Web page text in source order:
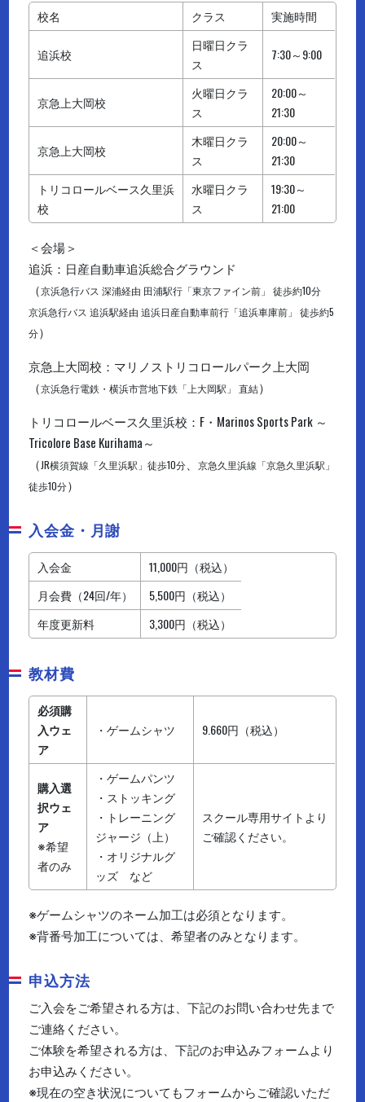
校名 クラス 実施時間
追浜校
日曜日クラ
ス
7:30～9:00
京急上大岡校
火曜日クラ
ス
20:00～
21:30
京急上大岡校
木曜日クラ
ス
20:00～
21:30
トリコロールベース久里浜
校
水曜日クラ
ス
19:30～
21:00
＜会場＞
追浜：日産自動車追浜総合グラウンド
（京浜急行バス 深浦経由 田浦駅行「東京ファイン前」 徒歩約10分
京浜急行バス 追浜駅経由 追浜日産自動車前行「追浜車庫前」 徒歩約5
分）
京急上大岡校：マリノストリコロールパーク上大岡
（京浜急行電鉄・横浜市営地下鉄「上大岡駅」 直結）
トリコロールベース久里浜校：F・Marinos Sports Park ～
Tricolore Base Kurihama～
（JR横須賀線「久里浜駅」徒歩10分 、京急久里浜線「京急久里浜駅」
徒歩10分）
入会金・月謝
入会金
11,000円（税込）
月会費（24回/年）
5,500円（税込）
年度更新料
3,300円（税込）
教材費
必須購
入ウェ
ア
・ゲームシャツ 9.660円（税込）
購入選
択ウェ
ア
※希望
者のみ
・ゲームパンツ
・ストッキング
・トレーニング
ジャージ（上）
・オリジナルグ
ッズ など
スクール専用サイトより
ご確認ください。
※ゲームシャツのネーム加工は必須となります。
※背番号加工については、希望者のみとなります。
申込方法
ご入会をご希望される方は、下記のお問い合わせ先まで
ご連絡ください。
ご体験を希望される方は、下記のお申込みフォームより
お申込みください。
※現在の空き状況についてもフォームからご確認いただ